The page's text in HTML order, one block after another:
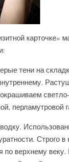
карточке»
тени на
перламутровой
Строго
по верхнему